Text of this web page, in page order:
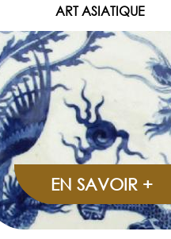
ART ASIATIQUE
EN SAVOIR +